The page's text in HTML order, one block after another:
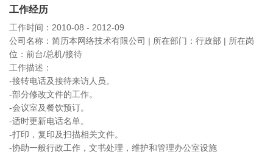
工作经历
工作时间：2010-08 - 2012-09
公司名称：简历本网络技术有限公司 | 所在部门：行政部 | 所在岗
位：前台/总机/接待
工作描述：
-接转电话及接待来访人员。
-部分修改文件的工作。
-会议室及餐饮预订。
-适时更新电话名单。
-打印，复印及扫描相关文件。
-协助一般行政工作，文书处理，维护和管理办公室设施